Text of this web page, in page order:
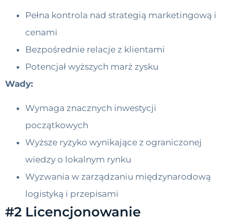
Pełna kontrola nad strategią marketingową i
cenami
Bezpośrednie relacje z klientami
Potencjał wyższych marż zysku
Wady:
Wymaga znacznych inwestycji
początkowych
Wyższe ryzyko wynikające z ograniczonej
wiedzy o lokalnym rynku
Wyzwania w zarządzaniu międzynarodową
logistyką i przepisami
#2 Licencjonowanie